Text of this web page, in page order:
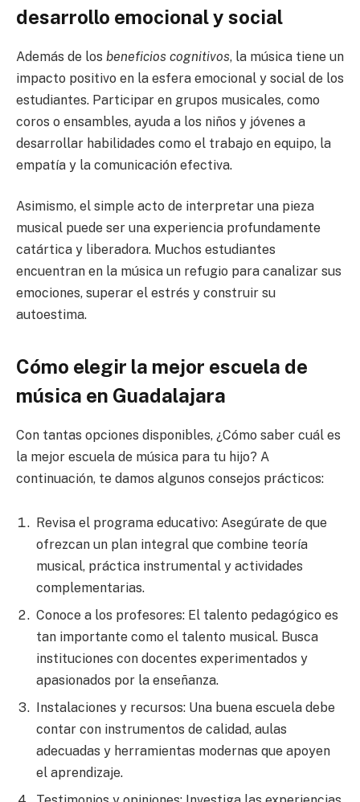
desarrollo emocional y social
Además de los beneficios cognitivos, la música tiene un
impacto positivo en la esfera emocional y social de los
estudiantes. Participar en grupos musicales, como
coros o ensambles, ayuda a los niños y jóvenes a
desarrollar habilidades como el trabajo en equipo, la
empatía y la comunicación efectiva.
Asimismo, el simple acto de interpretar una pieza
musical puede ser una experiencia profundamente
catártica y liberadora. Muchos estudiantes
encuentran en la música un refugio para canalizar sus
emociones, superar el estrés y construir su
autoestima.
Cómo elegir la mejor escuela de
música en Guadalajara
Con tantas opciones disponibles, ¿Cómo saber cuál es
la mejor escuela de música para tu hijo? A
continuación, te damos algunos consejos prácticos:
Revisa el programa educativo: Asegúrate de que
ofrezcan un plan integral que combine teoría
musical, práctica instrumental y actividades
complementarias.
Conoce a los profesores: El talento pedagógico es
tan importante como el talento musical. Busca
instituciones con docentes experimentados y
apasionados por la enseñanza.
Instalaciones y recursos: Una buena escuela debe
contar con instrumentos de calidad, aulas
adecuadas y herramientas modernas que apoyen
el aprendizaje.